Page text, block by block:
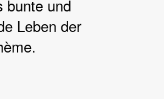
bunte und
Leben der